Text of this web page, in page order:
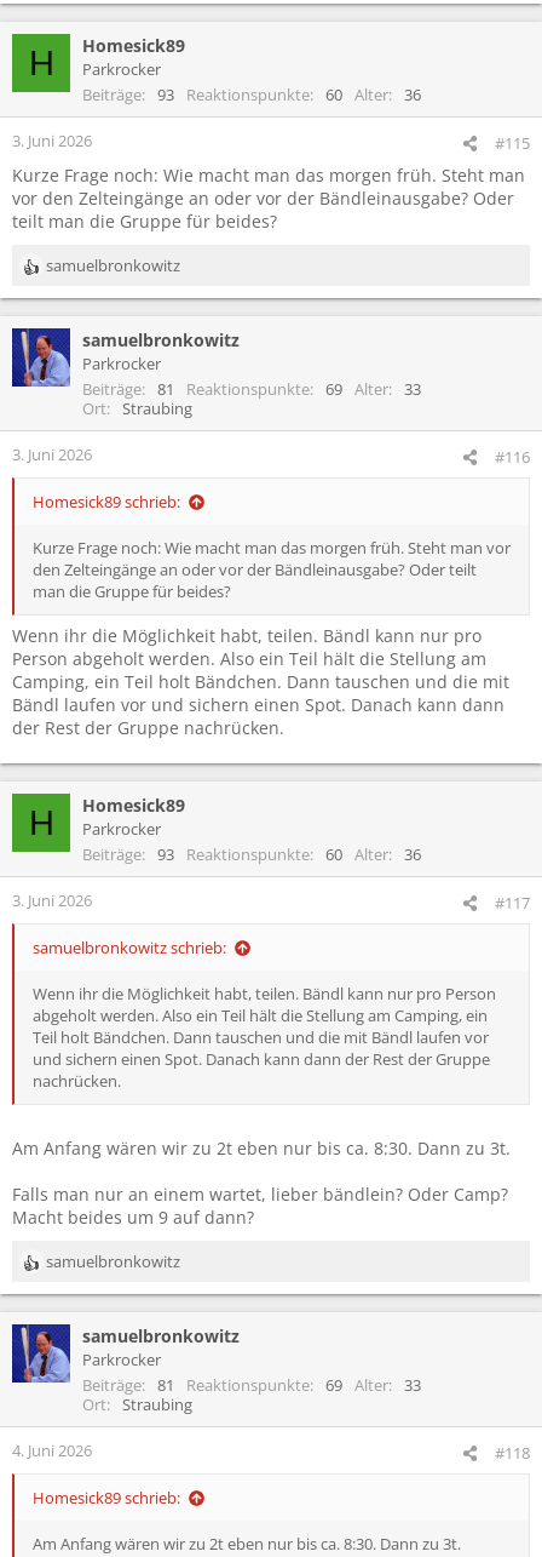
i
o
n
e
n
:
H Homesick89
Parkrocker
Beiträge
93 Reaktionspunkte 60 Alter 36
3. Juni 2026 #115
Kurze Frage noch: Wie macht man das morgen früh. Steht man
vor den Zelteingänge an oder vor der Bändleinausgabe? Oder
teilt man die Gruppe für beides?
R
e
k
t
i
n
samuelbronkowitz
samuelbronkowitz
Parkrocker
Beiträge
81 Reaktionspunkte 69 Alter
33
Ort
Straubing
3. Juni 2026 #116
Homesick89 schrieb:
Kurze Frage noch: Wie macht man das morgen früh. Steht man vor
den Zelteingänge an oder vor der Bändleinausgabe? Oder teilt
man die Gruppe für beides?
Wenn ihr die Möglichkeit habt, teilen. Bändl kann nur pro
Person abgeholt werden. Also ein Teil hält die Stellung am
Camping, ein Teil holt Bändchen. Dann tauschen und die mit
Bändl laufen vor und sichern einen Spot. Danach kann dann
der Rest der Gruppe nachrücken.
H Homesick89
Parkrocker
Beiträge
93 Reaktionspunkte 60 Alter 36
3. Juni 2026 #117
samuelbronkowitz schrieb:
Wenn ihr die Möglichkeit habt, teilen. Bändl kann nur pro Person
abgeholt werden. Also ein Teil hält die Stellung am Camping, ein
Teil holt Bändchen. Dann tauschen und die mit Bändl laufen vor
und sichern einen Spot. Danach kann dann der Rest der Gruppe
nachrücken.
Am Anfang wären wir zu 2t eben nur bis ca. 8:30. Dann zu 3t.
Falls man nur an einem wartet, lieber bändlein? Oder Camp?
Macht beides um 9 auf dann?
R
e
k
t
i
n
samuelbronkowitz
samuelbronkowitz
Parkrocker
Beiträge
81 Reaktionspunkte 69 Alter
33
Ort
Straubing
4. Juni 2026 #118
Homesick89 schrieb:
Am Anfang wären wir zu 2t eben nur bis ca. 8:30. Dann zu 3t.